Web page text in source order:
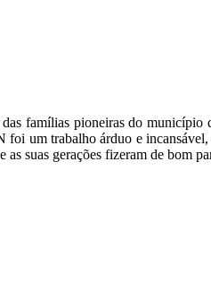
famílias pioneiras do
um trabalho árduo e
suas gerações fizeram de bom